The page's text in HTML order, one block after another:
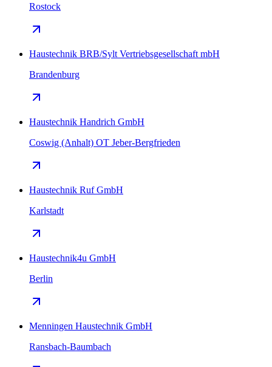
Rostock
Haustechnik BRB/Sylt Vertriebsgesellschaft mbH
Brandenburg
Haustechnik Handrich GmbH
Coswig (Anhalt) OT Jeber-Bergfrieden
Haustechnik Ruf GmbH
Karlstadt
Haustechnik4u GmbH
Berlin
Menningen Haustechnik GmbH
Ransbach-Baumbach